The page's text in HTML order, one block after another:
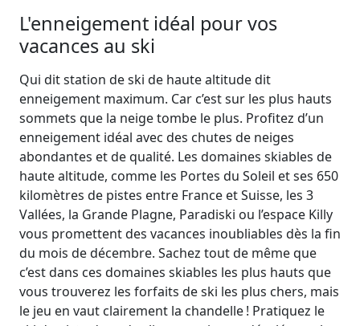
L'enneigement idéal pour vos
vacances au ski
Qui dit station de ski de haute altitude dit
enneigement maximum. Car c’est sur les plus hauts
sommets que la neige tombe le plus. Profitez d’un
enneigement idéal avec des chutes de neiges
abondantes et de qualité. Les domaines skiables de
haute altitude, comme les Portes du Soleil et ses 650
kilomètres de pistes entre France et Suisse, les 3
Vallées, la Grande Plagne, Paradiski ou l’espace Killy
vous promettent des vacances inoubliables dès la fin
du mois de décembre. Sachez tout de même que
c’est dans ces domaines skiables les plus hauts que
vous trouverez les forfaits de ski les plus chers, mais
le jeu en vaut clairement la chandelle ! Pratiquez le